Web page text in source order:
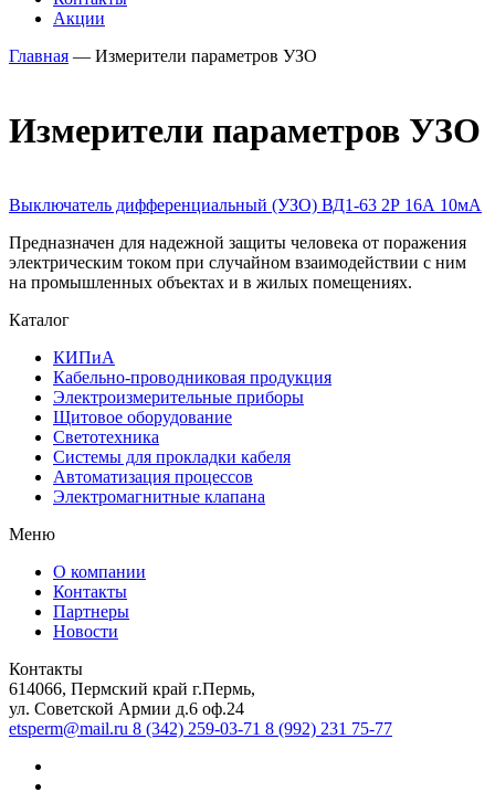
Акции
Главная — Измерители параметров УЗО
Измерители параметров УЗО
Выключатель дифференциальный (УЗО) ВД1-63 2Р 16А 10мА
Предназначен для надежной защиты человека от поражения
электрическим током при случайном взаимодействии с ним
на промышленных объектах и в жилых помещениях.
Каталог
КИПиА
Кабельно-проводниковая продукция
Электроизмерительные приборы
Щитовое оборудование
Светотехника
Системы для прокладки кабеля
Автоматизация процессов
Электромагнитные клапана
Меню
О компании
Контакты
Партнеры
Новости
Контакты
614066, Пермский край г.Пермь,
ул. Советской Армии д.6 оф.24
etsperm@mail.ru 8 (342) 259-03-71 8 (992) 231 75-77